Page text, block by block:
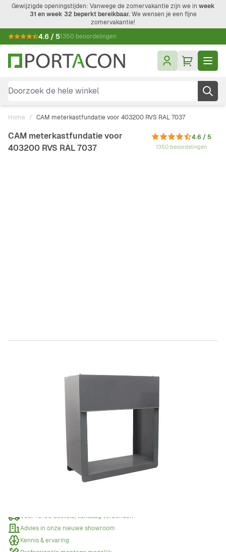
Ga naar de inhoud
Gewijzigde openingstijden: Vanwege de zomervakantie zijn we in week
31 en week 32 beperkt bereikbaar.We wensen je een fijne
zomervakantie!
4.6 / 51350 beoordelingen
Doorzoek de hele winkel
Home / CAM meterkastfundatie voor 403200 RVS RAL 7037
CAM meterkastfundatie voor
403200 RVS RAL 7037
4.6 / 5
1350 beoordelingen
€ 643,84
Offerte aanvragen
Voor 15:00 besteld, vandaag verzonden
Advies in onze nieuwe showroom
Kennis & ervaring